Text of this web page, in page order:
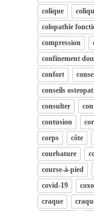
colique
colopathie
compression
confinement
confort
conseils
consulter
contusion
corps
côte
courbature
course-à-pied
covid-19
craque